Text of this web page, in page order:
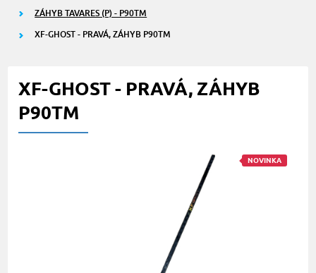
ZÁHYB TAVARES (P) - P90TM
XF-GHOST - PRAVÁ, ZÁHYB P90TM
XF-GHOST - PRAVÁ, ZÁHYB
P90TM
NOVINKA